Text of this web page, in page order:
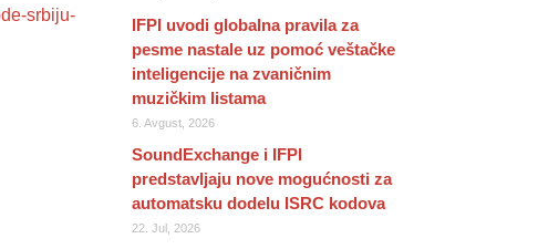
srbiju-
IFPI uvodi globalna pravila za
pesme nastale uz pomoć veštačke
inteligencije na zvaničnim
muzičkim listama
6. Avgust, 2026
SoundExchange i IFPI
predstavljaju nove mogućnosti za
automatsku dodelu ISRC kodova
22. Jul, 2026